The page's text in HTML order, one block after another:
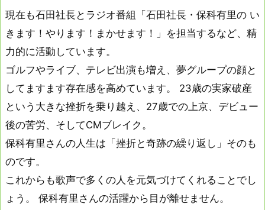
現在も石田社長とラジオ番組「石田社長・保科有里の い
きます！やります！まかせます！」を担当するなど、精
力的に活動しています。
ゴルフやライブ、テレビ出演も増え、夢グループの顔と
してますます存在感を高めています。 23歳の実家破産
という大きな挫折を乗り越え、27歳での上京、デビュー
後の苦労、そしてCMブレイク。
保科有里さんの人生は「挫折と奇跡の繰り返し」そのも
のです。
これからも歌声で多くの人を元気づけてくれることでし
ょう。 保科有里さんの活躍から目が離せません。